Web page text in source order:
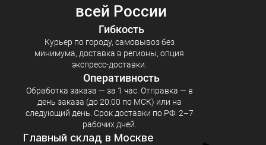
всей России
Гибкость
Курьер по городу, самовывоз без
минимума, доставка в регионы, опция
экспресс‑доставки.
Оперативность
Обработка заказа — за 1 час. Отправка — в
день заказа (до 20:00 по МСК) или на
следующий день. Срок доставки по РФ: 2–7
рабочих дней.
Главный склад в Москве